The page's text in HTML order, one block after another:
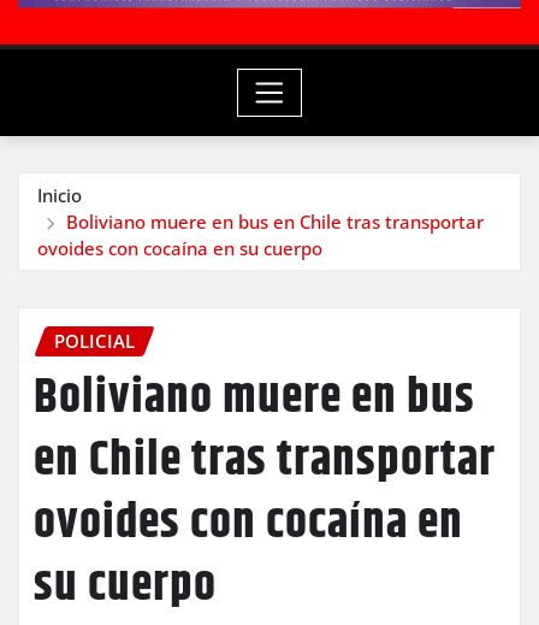
Inicio
Boliviano muere en bus en Chile tras transportar
ovoides con cocaína en su cuerpo
POLICIAL
Boliviano muere en bus
en Chile tras transportar
ovoides con cocaína en
su cuerpo